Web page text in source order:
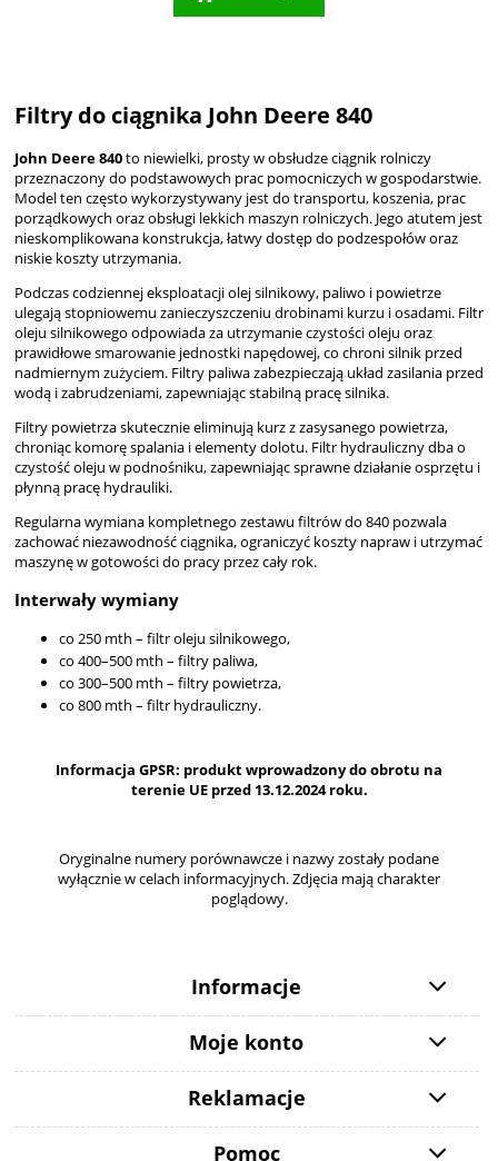
Filtry do ciągnika John Deere 840
John Deere 840to niewielki, prosty w obsłudze ciągnik rolniczy
przeznaczony do podstawowych prac pomocniczych w gospodarstwie.
Model ten często wykorzystywany jest do transportu, koszenia, prac
porządkowych oraz obsługi lekkich maszyn rolniczych. Jego atutem jest
nieskomplikowana konstrukcja, łatwy dostęp do podzespołów oraz
niskie koszty utrzymania.
Podczas codziennej eksploatacji olej silnikowy, paliwo i powietrze
ulegają stopniowemu zanieczyszczeniu drobinami kurzu i osadami. Filtr
oleju silnikowego odpowiada za utrzymanie czystości oleju oraz
prawidłowe smarowanie jednostki napędowej, co chroni silnik przed
nadmiernym zużyciem. Filtry paliwa zabezpieczają układ zasilania przed
wodą i zabrudzeniami, zapewniając stabilną pracę silnika.
Filtry powietrza skutecznie eliminują kurz z zasysanego powietrza,
chroniąc komorę spalania i elementy dolotu. Filtr hydrauliczny dba o
czystość oleju w podnośniku, zapewniając sprawne działanie osprzętu i
płynną pracę hydrauliki.
Regularna wymiana kompletnego zestawu filtrów do 840 pozwala
zachować niezawodność ciągnika, ograniczyć koszty napraw i utrzymać
maszynę w gotowości do pracy przez cały rok.
Interwały wymiany
co 250 mth – filtr oleju silnikowego,
co 400–500 mth – filtry paliwa,
co 300–500 mth – filtry powietrza,
co 800 mth – filtr hydrauliczny.
Informacja GPSR: produkt wprowadzony do obrotu na
terenie UE przed 13.12.2024 roku.
Oryginalne numery porównawcze i nazwy zostały podane
wyłącznie w celach informacyjnych. Zdjęcia mają charakter
poglądowy.
Informacje
Moje konto
Reklamacje
Pomoc